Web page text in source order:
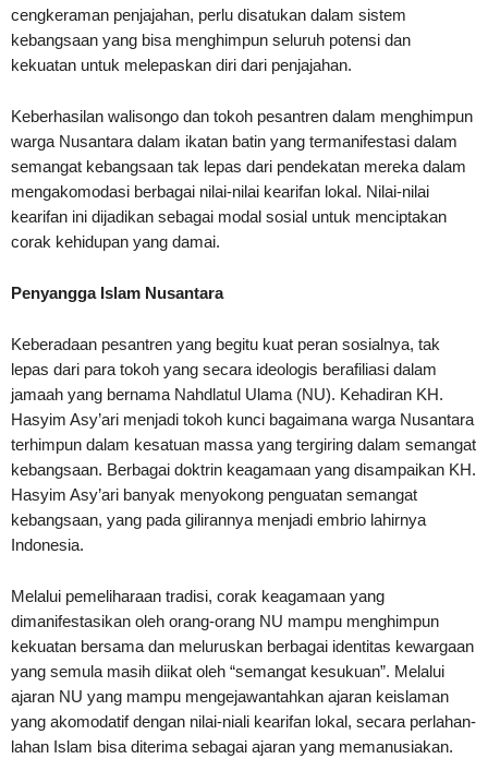
cengkeraman penjajahan, perlu disatukan dalam sistem
kebangsaan yang bisa menghimpun seluruh potensi dan
kekuatan untuk melepaskan diri dari penjajahan.
Keberhasilan walisongo dan tokoh pesantren dalam menghimpun
warga Nusantara dalam ikatan batin yang termanifestasi dalam
semangat kebangsaan tak lepas dari pendekatan mereka dalam
mengakomodasi berbagai nilai-nilai kearifan lokal. Nilai-nilai
kearifan ini dijadikan sebagai modal sosial untuk menciptakan
corak kehidupan yang damai.
Penyangga Islam Nusantara
Keberadaan pesantren yang begitu kuat peran sosialnya, tak
lepas dari para tokoh yang secara ideologis berafiliasi dalam
jamaah yang bernama Nahdlatul Ulama (NU). Kehadiran KH.
Hasyim Asy’ari menjadi tokoh kunci bagaimana warga Nusantara
terhimpun dalam kesatuan massa yang tergiring dalam semangat
kebangsaan. Berbagai doktrin keagamaan yang disampaikan KH.
Hasyim Asy’ari banyak menyokong penguatan semangat
kebangsaan, yang pada gilirannya menjadi embrio lahirnya
Indonesia.
Melalui pemeliharaan tradisi, corak keagamaan yang
dimanifestasikan oleh orang-orang NU mampu menghimpun
kekuatan bersama dan meluruskan berbagai identitas kewargaan
yang semula masih diikat oleh “semangat kesukuan”. Melalui
ajaran NU yang mampu mengejawantahkan ajaran keislaman
yang akomodatif dengan nilai-niali kearifan lokal, secara perlahan-
lahan Islam bisa diterima sebagai ajaran yang memanusiakan.